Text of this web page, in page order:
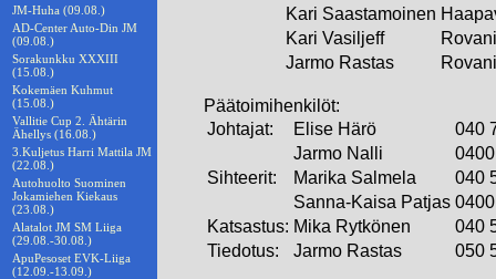
JM-Huha (09.08.)
AD-Center Auto-Din JM
(09.08.)
Sorakunkku XXXIII
(15.08.)
Kokemäen Kuhmut
(15.08.)
Vallitie Cup 2. Ähtärin
Ähellys (16.08.)
3.Kuljetus Harri Mattila JM
(22.08.)
Autohuolto Suominen
Jokamiehen Kiekaus
(23.08.)
Alatalot JM SM Liiga
(29.08.-30.08.)
ApuPesoset EVK-Liiga
(12.09.-13.09.)
Kari Saastamoinen
Kari Vasiljeff
Jarmo Rastas
Päätoimihenkilöt:
Johtajat:
Elise Härö
040
Jarmo Nalli
Sihteerit:
Marika Salmela
040
Sanna-Kaisa Patjas
Katsastus: Mika Rytkönen
040
Tiedotus:
Jarmo Rastas 050